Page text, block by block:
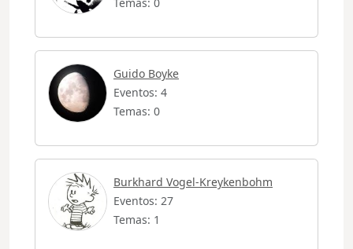
Guido Boyke
Eventos: 4
Temas: 0
Burkhard Vogel-Kreykenbohm
Eventos: 27
Temas: 1